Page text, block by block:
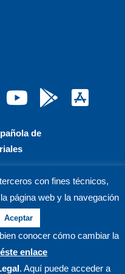
de
de Andalucía
de Córdoba.
con fines técnicos,
página web y la navegación
Aceptar
conocer cómo cambiar la
enlace
. Aquí puede acceder a